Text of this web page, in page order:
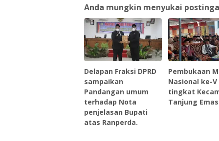
Anda mungkin menyukai
Delapan Fraksi DPRD
sampaikan
Pandangan umum
terhadap Nota
penjelasan Bupati
atas Ranperda.
Pembukaan
Nasional ke-V
tingkat
Tanjung